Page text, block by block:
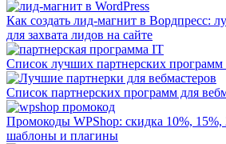
Как создать лид-магнит в Вордпресс:
для захвата лидов на сайте
Список лучших партнерских программ
Список партнерских программ для
Промокоды WPShop: скидка 10%, 15%,
шаблоны и плагины